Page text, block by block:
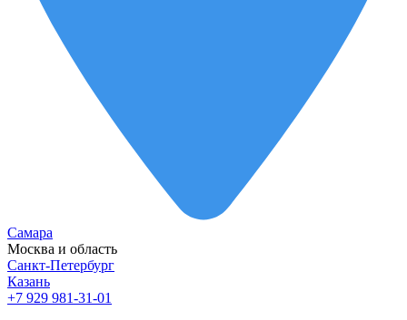
Самара
Москва и область
Санкт-Петербург
Казань
+7 929 981-31-01